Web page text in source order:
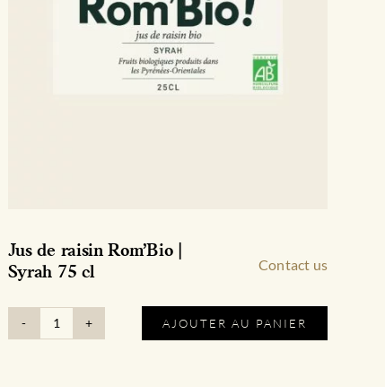
Jus de raisin Rom’Bio |
Syrah 75 cl
Contact us
quantité
AJOUTER AU PANIER